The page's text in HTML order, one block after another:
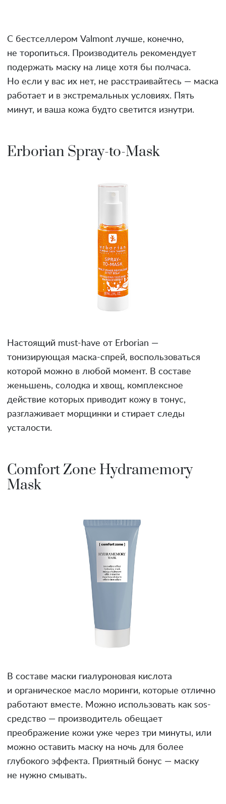
С бестселлером Valmont лучше, конечно,
не торопиться. Производитель рекомендует
подержать маску на лице хотя бы полчаса.
Но если у вас их нет, не расстраивайтесь — маска
работает и в экстремальных условиях. Пять
минут, и ваша кожа будто светится изнутри.
Erborian Spray-to-Mask
Настоящий must-have от Erborian —
тонизирующая маска-спрей, воспользоваться
которой можно в любой момент. В составе
женьшень, солодка и хвощ, комплексное
действие которых приводит кожу в тонус,
разглаживает морщинки и стирает следы
усталости.
Comfort Zone Hydramemory
Mask
В составе маски гиалуроновая кислота
и органическое масло моринги, которые отлично
работают вместе. Можно использовать как sos-
средство — производитель обещает
преображение кожи уже через три минуты, или
можно оставить маску на ночь для более
глубокого эффекта. Приятный бонус — маску
не нужно смывать.